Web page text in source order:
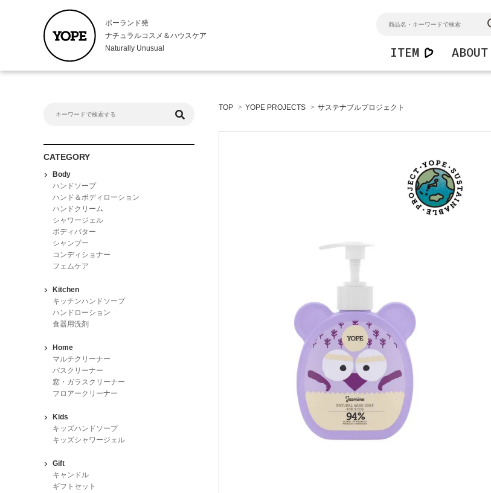
ポーランド発
ナチュラルコスメ＆ハウスケア
Naturally Unusual
ITEM
ハンドソープ
コンディショナー
キッチンハンドソープ
マルチクリーナー
ABOUT
TOP > YOPE PROJECTS > サステナブルプロジェクト
CATEGORY
Body
ハンドソープ
ハンド＆ボディローション
ハンドクリーム
シャワージェル
ボディバター
シャンプー
コンディショナー
フェムケア
Kitchen
キッチンハンドソープ
ハンドローション
食器用洗剤
Home
マルチクリーナー
バスクリーナー
窓・ガラスクリーナー
フロアークリーナー
Kids
キッズハンドソープ
キッズシャワージェル
Gift
キャンドル
ギフトセット